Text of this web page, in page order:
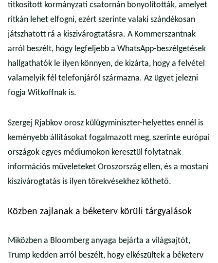
titkosított kormányzati csatornán bonyolították, amelyet
ritkán lehet elfogni, ezért szerinte valaki szándékosan
játszhatott rá a kiszivárogtatásra. A Kommerszantnak
arról beszélt, hogy legfeljebb a WhatsApp-beszélgetések
hallgathatók le ilyen könnyen, de kizárta, hogy a felvétel
valamelyik fél telefonjáról származna. Az ügyet jelezni
fogja Witkoffnak is.
Szergej Rjabkov orosz külügyminiszter-helyettes ennél is
keményebb állításokat fogalmazott meg, szerinte európai
országok egyes médiumokon keresztül folytatnak
információs műveleteket Oroszország ellen, és a mostani
kiszivárogtatás is ilyen törekvésekhez köthető.
Közben zajlanak a béketerv körüli tárgyalások
Miközben a Bloomberg anyaga bejárta a világsajtót,
Trump kedden arról beszélt, hogy elkészültek a béketerv